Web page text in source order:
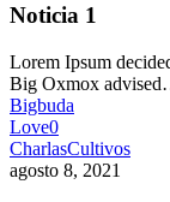
Noticia 1
Lorem Ipsum
Big Oxmox
Bigbuda
Love0
CharlasCultivos
agosto 8, 2021